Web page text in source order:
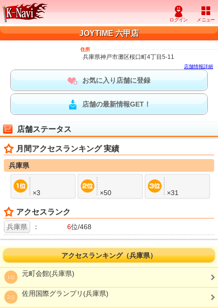
JOYTIME 六甲店
住所
兵庫県神戸市灘区桜口町4丁目5-11
店舗情報詳細
お気に入り店舗に登録
店舗の最新情報GET！
店舗ステータス
月間アクセスランキング 実績
兵庫県
×3 ×50 ×31
アクセスランク
兵庫県 ： 6位/468
アクセスランキング（兵庫県）
1位 元町会館(兵庫県)
2位 佐用国際グランプリ(兵庫県)